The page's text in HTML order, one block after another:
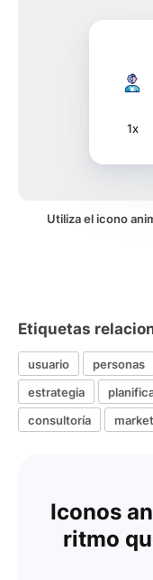
1x
Utiliza el icono
Etiquetas
usuario personas
estrategia
consultoría
Iconos
ritmo